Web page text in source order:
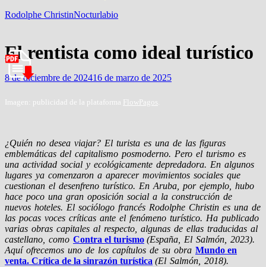
Rodolphe ChristinNocturlabio
El rentista como ideal turístico
8 de diciembre de 202416 de marzo de 2025
Imagen: publicidad de la plataforma FlowPagos.
¿Quién no desea viajar? El turista es una de las figuras
emblemáticas del capitalismo posmoderno. Pero el turismo es
una actividad social y ecológicamente depredadora. En algunos
lugares ya comenzaron a aparecer movimientos sociales que
cuestionan el desenfreno turístico. En Aruba, por ejemplo, hubo
hace poco una gran oposición social a la construcción de
nuevos hoteles. El sociólogo francés Rodolphe Christin es una de
las pocas voces críticas ante el fenómeno turístico. Ha publicado
varias obras capitales al respecto, algunas de ellas traducidas al
castellano, como Contra el turismo (España, El Salmón, 2023).
Aquí ofrecemos uno de los capítulos de su obra Mundo en
venta. Crítica de la sinrazón turística (El Salmón, 2018).